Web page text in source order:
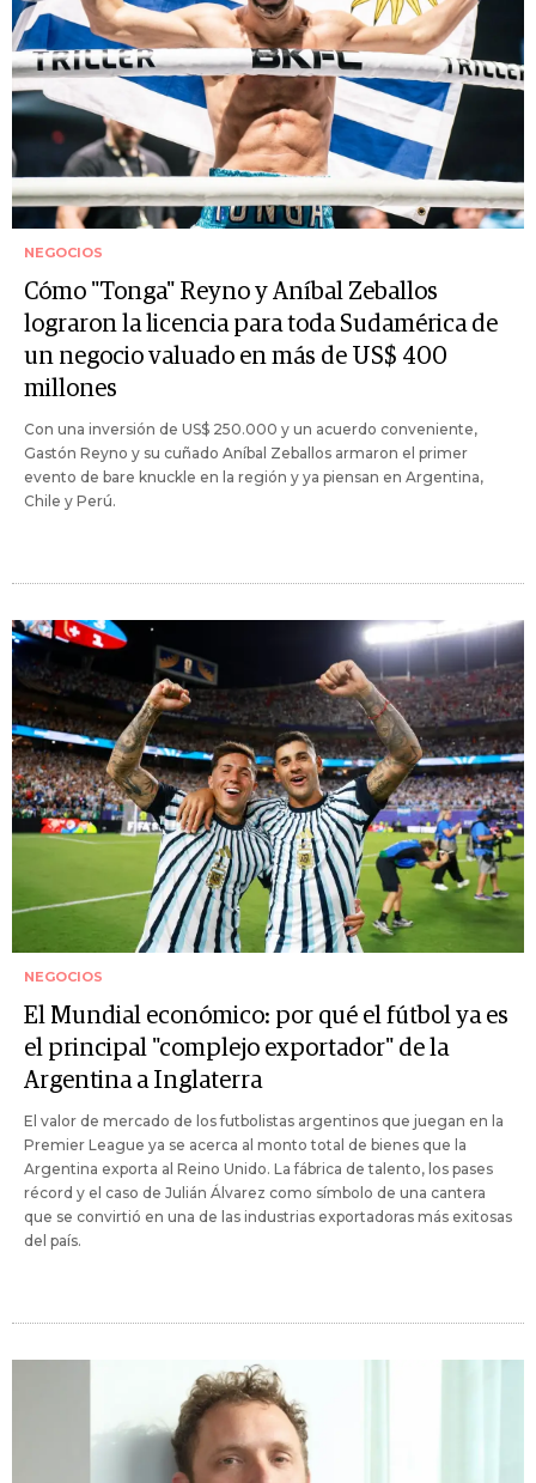
NEGOCIOS
Cómo "Tonga" Reyno y Aníbal Zeballos
lograron la licencia para toda Sudamérica de
un negocio valuado en más de US$ 400
millones
Con una inversión de US$ 250.000 y un acuerdo conveniente,
Gastón Reyno y su cuñado Aníbal Zeballos armaron el primer
evento de bare knuckle en la región y ya piensan en Argentina,
Chile y Perú.
NEGOCIOS
El Mundial económico: por qué el fútbol ya es
el principal "complejo exportador" de la
Argentina a Inglaterra
El valor de mercado de los futbolistas argentinos que juegan en la
Premier League ya se acerca al monto total de bienes que la
Argentina exporta al Reino Unido. La fábrica de talento, los pases
récord y el caso de Julián Álvarez como símbolo de una cantera
que se convirtió en una de las industrias exportadoras más exitosas
del país.